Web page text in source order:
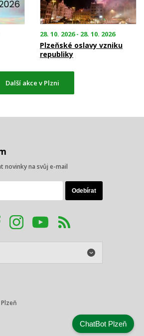
28. 10. 2026 - 28. 10. 2026
Plzeňské oslavy vzniku
republiky
Další akce v Plzni
novinky na svůj e-mail
ChatBot Plzeň